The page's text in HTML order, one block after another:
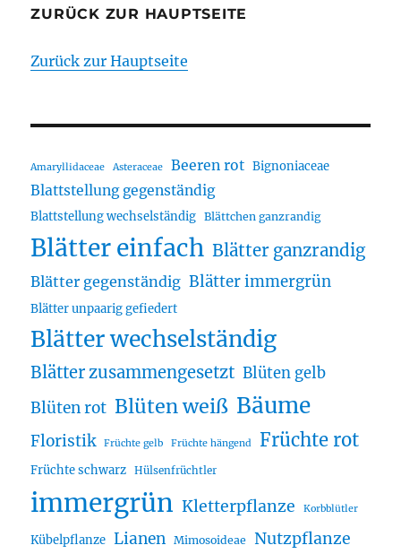
ZURÜCK ZUR HAUPTSEITE
Zurück zur Hauptseite
Amaryllidaceae Asteraceae Beeren rot Bignoniaceae
Blattstellung gegenständig
Blattstellung wechselständig Blättchen ganzrandig
Blätter einfach Blätter ganzrandig
Blätter gegenständig Blätter immergrün
Blätter unpaarig gefiedert
Blätter wechselständig
Blätter zusammengesetzt Blüten gelb
Blüten rot Blüten weiß Bäume
Floristik Früchte gelb Früchte hängend Früchte rot
Früchte schwarz Hülsenfrüchtler
immergrün Kletterpflanze Korbblütler
Kübelpflanze Lianen Mimosoideae Nutzpflanze